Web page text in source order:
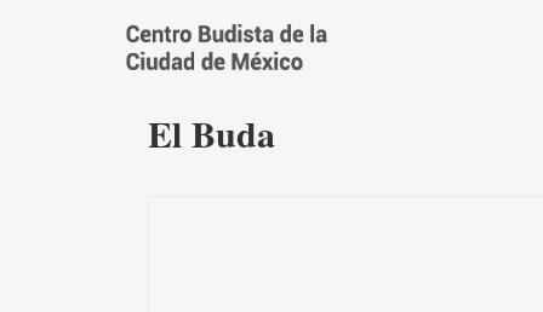
El Buda